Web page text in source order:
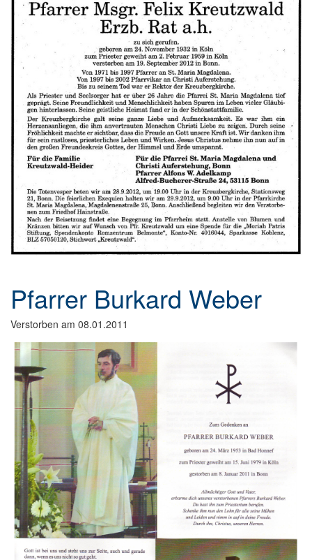
Pfarrer Burkard Weber
Verstorben am 08.01.2011